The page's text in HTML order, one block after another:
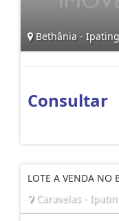
Bethânia -
Consultar
LOTE A VENDA NO
Caravelas -